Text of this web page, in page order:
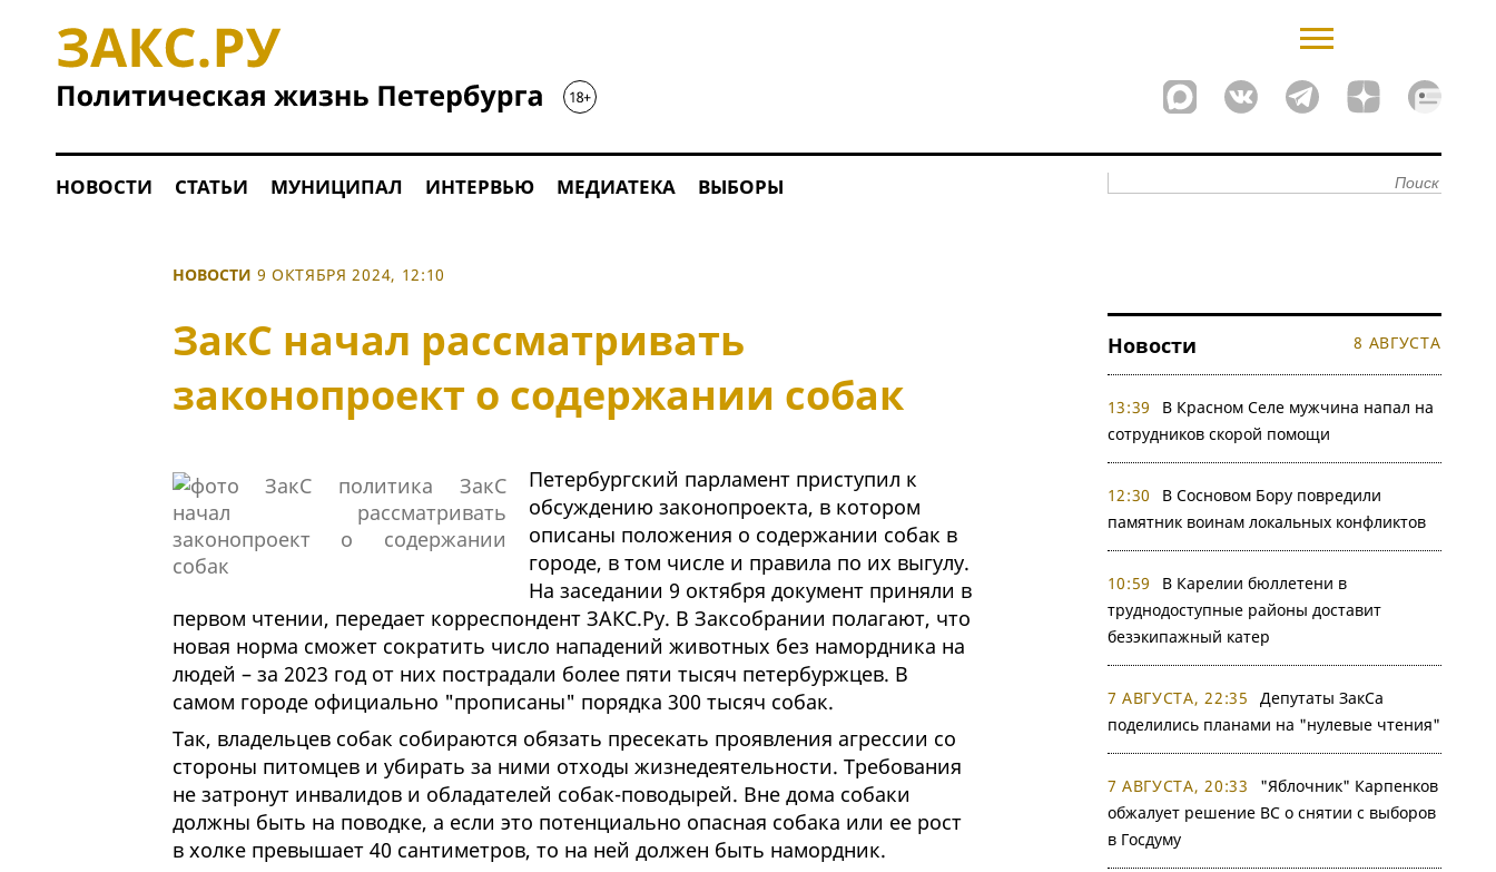
НОВОСТИ СТАТЬИ МУНИЦИПАЛ ИНТЕРВЬЮ МЕДИАТЕКА ВЫБОРЫ
НОВОСТИ 9 ОКТЯБРЯ 2024, 12:10
ЗакС начал рассматривать
законопроект о содержании собак
Петербургский парламент приступил к
обсуждению законопроекта, в котором
описаны положения о содержании собак в
городе, в том числе и правила по их выгулу.
На заседании 9 октября документ приняли в
первом чтении, передает корреспондент ЗАКС.Ру. В Заксобрании полагают, что
новая норма сможет сократить число нападений животных без намордника на
людей – за 2023 год от них пострадали более пяти тысяч петербуржцев. В
самом городе официально "прописаны" порядка 300 тысяч собак.
Так, владельцев собак собираются обязать пресекать проявления агрессии со
стороны питомцев и убирать за ними отходы жизнедеятельности. Требования
не затронут инвалидов и обладателей собак-поводырей. Вне дома собаки
должны быть на поводке, а если это потенциально опасная собака или ее рост
в холке превышает 40 сантиметров, то на ней должен быть намордник.
Новости 8 АВГУСТА
13:39
В Красном Селе мужчина напал на
сотрудников скорой помощи
12:30
В Сосновом Бору повредили
памятник воинам локальных конфликтов
10:59
В Карелии бюллетени в
труднодоступные районы доставит
безэкипажный катер
7 АВГУСТА, 22:35
Депутаты ЗакСа
поделились планами на "нулевые чтения"
7 АВГУСТА, 20:33
"Яблочник" Карпенков
обжалует решение ВС о снятии с выборов
в Госдуму